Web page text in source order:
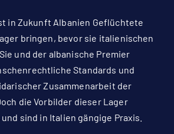
in Zukunft Albanien Geflüchtete
bringen, bevor sie italienischen
und der albanische Premier
Standards und
Zusammenarbeit der
die Vorbilder dieser Lager
sind in Italien gängige Praxis.